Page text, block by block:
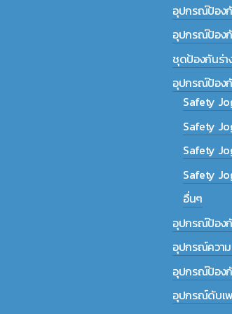
อุปกรณ์ป้อง
อุปกรณ์ป้อง
ชุดป้องกันร่า
อุปกรณ์ป้อง
Safety
Safety
Safety
Safety
อื่นๆ
อุปกรณ์ป้อง
อุปกรณ์ควา
อุปกรณ์ป้อง
อุปกรณ์ดับเ